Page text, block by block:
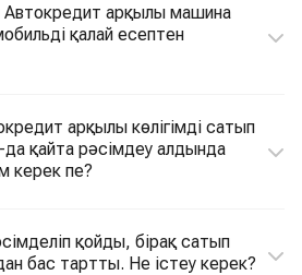
Автокредит арқылы машина
қалай есептен
арқылы көлігімді сатып
қайта рәсімдеу алдында
керек пе?
қойды, бірақ сатып
бас тартты. Не істеу керек?